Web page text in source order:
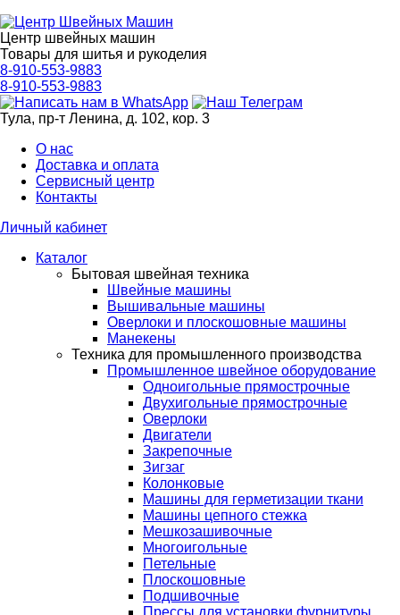
Центр швейных машин
Товары для шитья и рукоделия
8-910-553-9883
8-910-553-9883
Тула, пр-т Ленина, д. 102, кор. 3
О нас
Доставка и оплата
Сервисный центр
Контакты
Личный кабинет
Каталог
Бытовая швейная техника
Швейные машины
Вышивальные машины
Оверлоки и плоскошовные машины
Манекены
Техника для промышленного производства
Промышленное швейное оборудование
Одноигольные прямострочные
Двухигольные прямострочные
Оверлоки
Двигатели
Закрепочные
Зигзаг
Колонковые
Машины для герметизации ткани
Машины цепного стежка
Мешкозашивочные
Многоигольные
Петельные
Плоскошовные
Подшивочные
Прессы для установки фурнитуры